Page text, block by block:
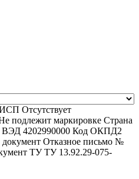
Отсутствует
подлежит маркировке Страна
ВЭД 4202990000 Код ОКПД2
Отказное письмо №
ТУ ТУ 13.92.29-075-